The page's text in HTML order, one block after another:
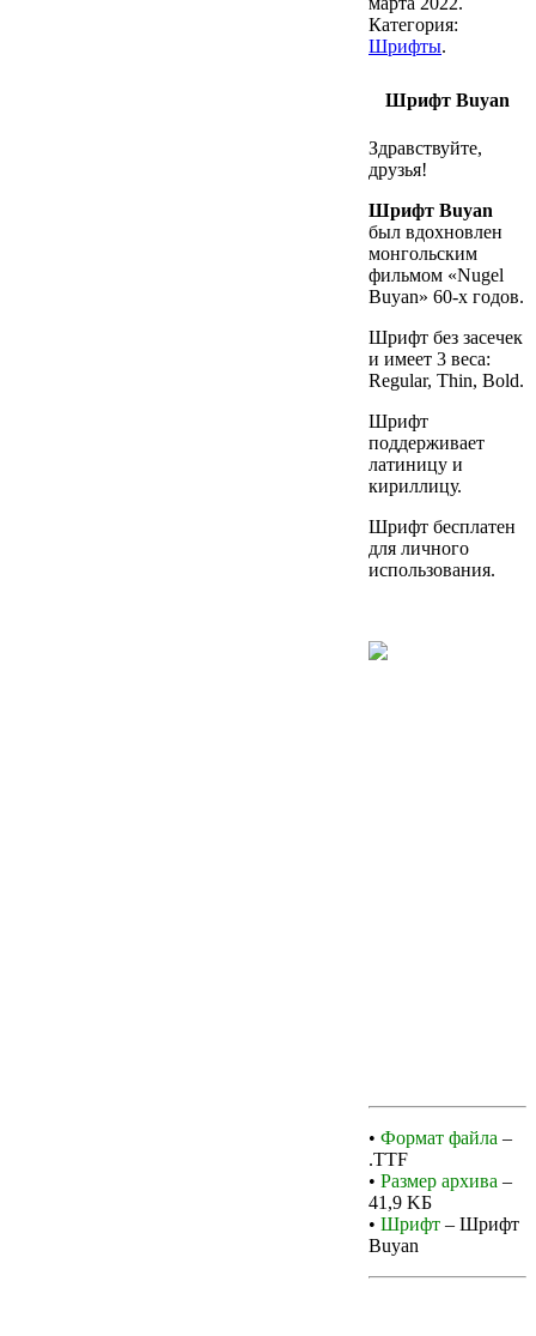
Категория:
Шрифты.
Шрифт Buyan
Здравствуйте,
друзья!
Шрифт Buyan
был вдохновлен
монгольским
фильмом «Nugel
Buyan» 60-х годов.
Шрифт без засечек
и имеет 3 веса:
Regular, Thin, Bold.
Шрифт
поддерживает
латиницу и
кириллицу.
Шрифт бесплатен
для личного
использования.
• Формат файла –
.TTF
• Размер архива –
41,9 KБ
• Шрифт – Шрифт
Buyan